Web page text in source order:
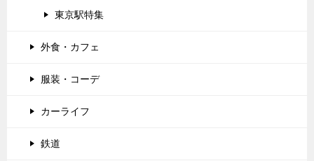
東京駅特集
外食・カフェ
服装・コーデ
カーライフ
鉄道